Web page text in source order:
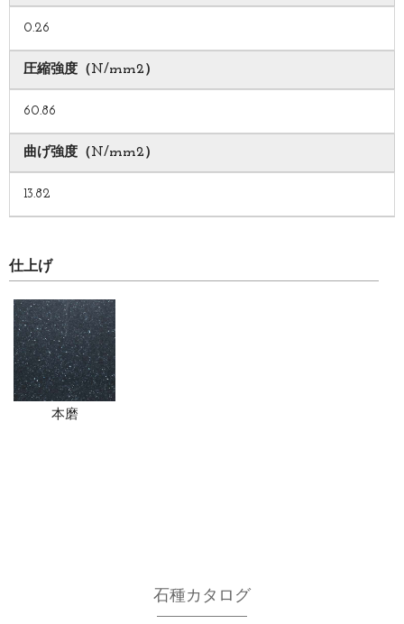
0.26
圧縮強度（N/mm2）
60.86
曲げ強度（N/mm2）
13.82
仕上げ
本磨
石種カタログ